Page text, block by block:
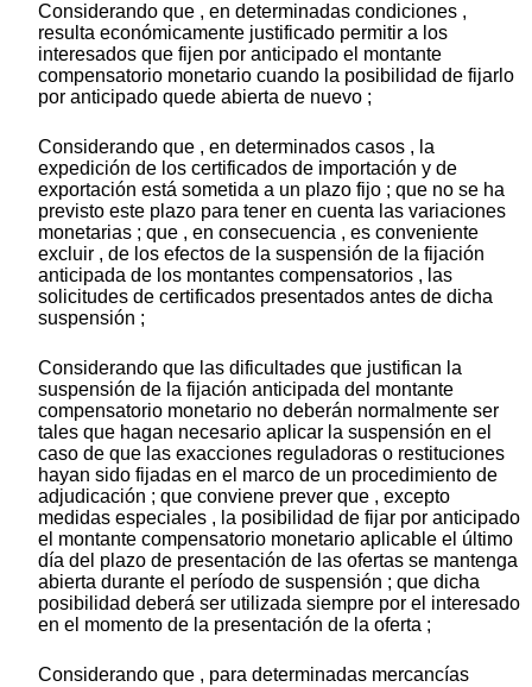
Considerando que , en determinadas condiciones ,
resulta económicamente justificado permitir a los
interesados que fijen por anticipado el montante
compensatorio monetario cuando la posibilidad de fijarlo
por anticipado quede abierta de nuevo ;
Considerando que , en determinados casos , la
expedición de los certificados de importación y de
exportación está sometida a un plazo fijo ; que no se ha
previsto este plazo para tener en cuenta las variaciones
monetarias ; que , en consecuencia , es conveniente
excluir , de los efectos de la suspensión de la fijación
anticipada de los montantes compensatorios , las
solicitudes de certificados presentados antes de dicha
suspensión ;
Considerando que las dificultades que justifican la
suspensión de la fijación anticipada del montante
compensatorio monetario no deberán normalmente ser
tales que hagan necesario aplicar la suspensión en el
caso de que las exacciones reguladoras o restituciones
hayan sido fijadas en el marco de un procedimiento de
adjudicación ; que conviene prever que , excepto
medidas especiales , la posibilidad de fijar por anticipado
el montante compensatorio monetario aplicable el último
día del plazo de presentación de las ofertas se mantenga
abierta durante el período de suspensión ; que dicha
posibilidad deberá ser utilizada siempre por el interesado
en el momento de la presentación de la oferta ;
Considerando que , para determinadas mercancías